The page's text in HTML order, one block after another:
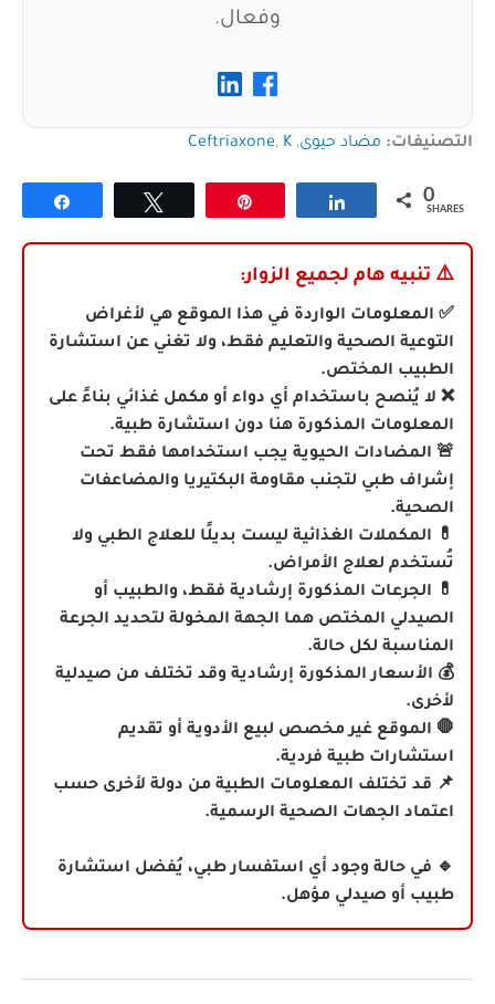
وفعال.
التصنيفات: مضاد حيوى,
Ceftriaxone, K
Share 0
SHARES
⚠️ تنبيه هام لجميع الزوار:
✅ المعلومات الواردة في هذا الموقع هي لأغراض
التوعية الصحية والتعليم فقط، ولا تغني عن استشارة
الطبيب المختص.
❌ لا يُنصح باستخدام أي دواء أو مكمل غذائي بناءً على
المعلومات المذكورة هنا دون استشارة طبية.
🚨 المضادات الحيوية يجب استخدامها فقط تحت
إشراف طبي لتجنب مقاومة البكتيريا والمضاعفات
الصحية.
💊 المكملات الغذائية ليست بديلًا للعلاج الطبي ولا
تُستخدم لعلاج الأمراض.
💊 الجرعات المذكورة إرشادية فقط، والطبيب أو
الصيدلي المختص هما الجهة المخولة لتحديد الجرعة
المناسبة لكل حالة.
💰 الأسعار المذكورة إرشادية وقد تختلف من صيدلية
لأخرى.
🛑 الموقع غير مخصص لبيع الأدوية أو تقديم
استشارات طبية فردية.
📌 قد تختلف المعلومات الطبية من دولة لأخرى حسب
اعتماد الجهات الصحية الرسمية.
🔹 في حالة وجود أي استفسار طبي، يُفضل استشارة
طبيب أو صيدلي مؤهل.